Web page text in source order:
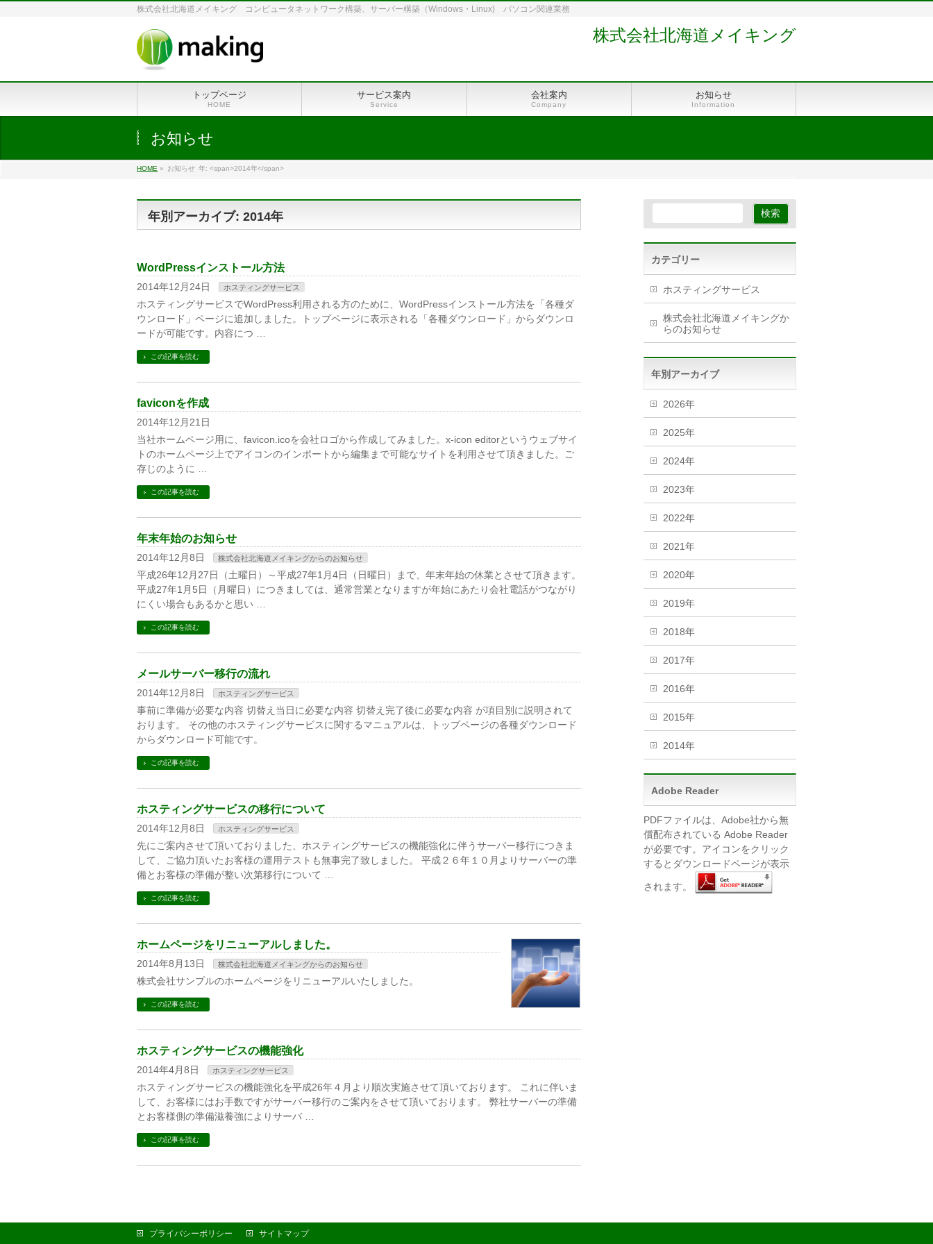
株式会社北海道メイキング コンピュータネットワーク構築、サーバー構築（Windows・Linux) パソコン関連業務
株式会社北海道メイキング
トップページ
HOME
サービス案内
Service
会社案内
Company
お知らせ
Information
お知らせ
HOME » お知らせ 年: <span>2014年</span>
年別アーカイブ: 2014年
WordPressインストール方法
2014年12月24日 ホスティングサービス
ホスティングサービスでWordPress利用される方のために、WordPressインストール方法を「各種ダ
ウンロード」ページに追加しました。トップページに表示される「各種ダウンロード」からダウンロ
ードが可能です。内容につ …
この記事を読む
faviconを作成
2014年12月21日
当社ホームページ用に、favicon.icoを会社ロゴから作成してみました。x-icon editorというウェブサイ
トのホームページ上でアイコンのインポートから編集まで可能なサイトを利用させて頂きました。ご
存じのように …
この記事を読む
年末年始のお知らせ
2014年12月8日 株式会社北海道メイキングからのお知らせ
平成26年12月27日（土曜日）～平成27年1月4日（日曜日）まで、年末年始の休業とさせて頂きます。
平成27年1月5日（月曜日）につきましては、通常営業となりますが年始にあたり会社電話がつながり
にくい場合もあるかと思い …
この記事を読む
メールサーバー移行の流れ
2014年12月8日 ホスティングサービス
事前に準備が必要な内容 切替え当日に必要な内容 切替え完了後に必要な内容 が項目別に説明されて
おります。 その他のホスティングサービスに関するマニュアルは、トップページの各種ダウンロード
からダウンロード可能です。
この記事を読む
ホスティングサービスの移行について
2014年12月8日 ホスティングサービス
先にご案内させて頂いておりました、ホスティングサービスの機能強化に伴うサーバー移行につきま
して、ご協力頂いたお客様の運用テストも無事完了致しました。 平成２６年１０月よりサーバーの準
備とお客様の準備が整い次第移行について …
この記事を読む
ホームページをリニューアルしました。
2014年8月13日 株式会社北海道メイキングからのお知らせ
株式会社サンプルのホームページをリニューアルいたしました。
この記事を読む
ホスティングサービスの機能強化
2014年4月8日 ホスティングサービス
ホスティングサービスの機能強化を平成26年４月より順次実施させて頂いております。 これに伴いま
して、お客様にはお手数ですがサーバー移行のご案内をさせて頂いております。 弊社サーバーの準備
とお客様側の準備滋養強によりサーバ …
この記事を読む
カテゴリー
ホスティングサービス
株式会社北海道メイキングか
らのお知らせ
年別アーカイブ
2026年
2025年
2024年
2023年
2022年
2021年
2020年
2019年
2018年
2017年
2016年
2015年
2014年
Adobe Reader
PDFファイルは、Adobe社から無
償配布されている Adobe Reader
が必要です。アイコンをクリック
するとダウンロードページが表示
されます。
プライバシーポリシー サイトマップ